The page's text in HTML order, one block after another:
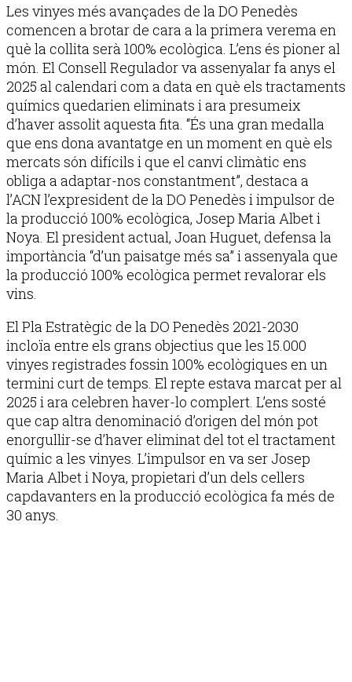
Les vinyes més avançades de la DO Penedès
comencen a brotar de cara a la primera verema en
què la collita serà 100% ecològica. L’ens és pioner al
món. El Consell Regulador va assenyalar fa anys el
2025 al calendari com a data en què els tractaments
químics quedarien eliminats i ara presumeix
d’haver assolit aquesta fita. “És una gran medalla
que ens dona avantatge en un moment en què els
mercats són difícils i que el canvi climàtic ens
obliga a adaptar-nos constantment”, destaca a
l’ACN l’expresident de la DO Penedès i impulsor de
la producció 100% ecològica, Josep Maria Albet i
Noya. El president actual, Joan Huguet, defensa la
importància “d’un paisatge més sa” i assenyala que
la producció 100% ecològica permet revalorar els
vins.
El Pla Estratègic de la DO Penedès 2021-2030
incloïa entre els grans objectius que les 15.000
vinyes registrades fossin 100% ecològiques en un
termini curt de temps. El repte estava marcat per al
2025 i ara celebren haver-lo complert. L’ens sosté
que cap altra denominació d’origen del món pot
enorgullir-se d’haver eliminat del tot el tractament
químic a les vinyes. L’impulsor en va ser Josep
Maria Albet i Noya, propietari d’un dels cellers
capdavanters en la producció ecològica fa més de
30 anys.